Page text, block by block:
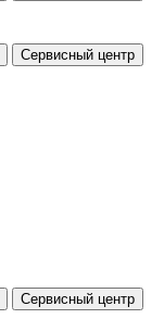
Сервисный центр
Сервисный центр